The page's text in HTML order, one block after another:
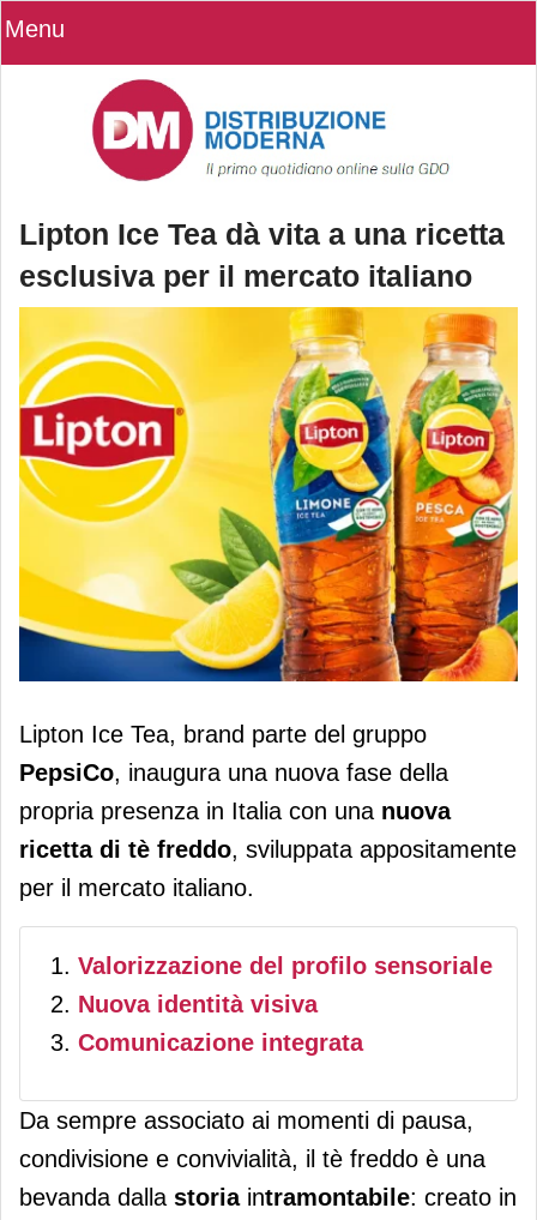
Menu
Lipton Ice Tea dà vita a una ricetta
esclusiva per il mercato italiano
Lipton Ice Tea dà vita a una ricetta
esclusiva per il mercato italiano
Lipton Ice Tea, brand parte del gruppo
PepsiCo, inaugura una nuova fase della
propria presenza in Italia con una nuova
ricettadi tè freddo, sviluppata appositamente
per il mercato italiano.
Valorizzazione del profilo sensoriale
Nuova identità visiva
Comunicazione integrata
Da sempre associato ai momenti di pausa,
condivisione e convivialità, il tè freddo è una
bevanda dalla storia intramontabile: creato in